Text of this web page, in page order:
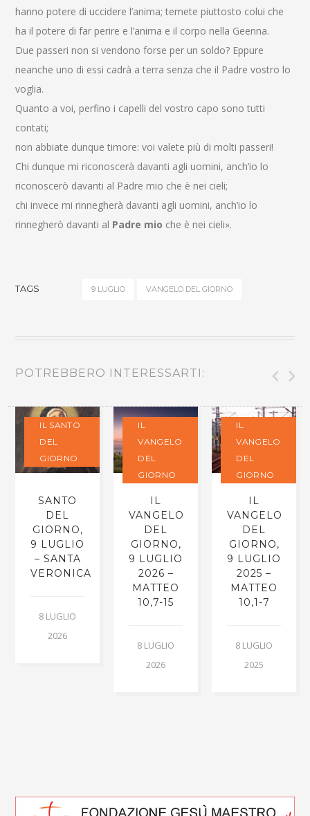
hanno potere di uccidere l’anima; temete piuttosto colui che
ha il potere di far perire e l’anima e il corpo nella Geenna.
Due passeri non si vendono forse per un soldo? Eppure
neanche uno di essi cadrà a terra senza che il Padre vostro lo
voglia.
Quanto a voi, perfino i capelli del vostro capo sono tutti
contati;
non abbiate dunque timore: voi valete più di molti passeri!
Chi dunque mi riconoscerà davanti agli uomini, anch’io lo
riconoscerò davanti al Padre mio che è nei cieli;
chi invece mi rinnegherà davanti agli uomini, anch’io lo
rinnegherò davanti al Padre mio che è nei cieli».
TAGS 9 LUGLIO VANGELO DEL GIORNO
POTREBBERO INTERESSARTI:
IL SANTO
DEL
GIORNO
SANTO
DEL
GIORNO,
9 LUGLIO
– SANTA
VERONICA
8 LUGLIO
2026
IL
VANGELO
DEL
GIORNO
IL
VANGELO
DEL
GIORNO,
9 LUGLIO
2026 –
MATTEO
10,7-15
8 LUGLIO
2026
IL
VANGELO
DEL
GIORNO
IL
VANGELO
DEL
GIORNO,
9 LUGLIO
2025 –
MATTEO
10,1-7
8 LUGLIO
2025